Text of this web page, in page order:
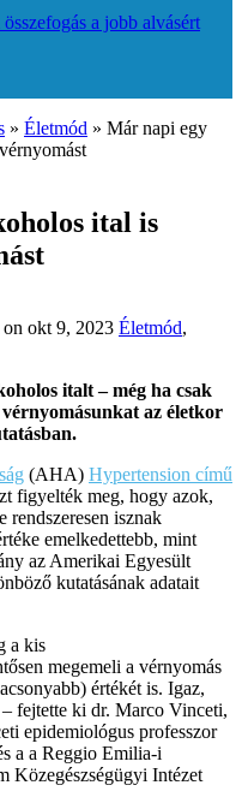
a jobb alvásért
» Életmód » Már napi egy
ital is
on okt 9, 2023 Életmód,
italt – még ha csak
az életkor
(AHA) Hypertension című
figyelték meg, hogy azok,
rendszeresen isznak
emelkedettebb, mint
az Amerikai Egyesült
kutatásának adatait
a kis
megemeli a vérnyomás
értékét is. Igaz,
fejtette ki dr. Marco Vinceti,
epidemiológus professzor
a a Reggio Emilia-i
Közegészségügyi Intézet